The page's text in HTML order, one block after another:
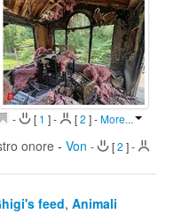
- [ 1 ]- [2 ]-More...
onore - Von - [2 ]-
feed, Animali